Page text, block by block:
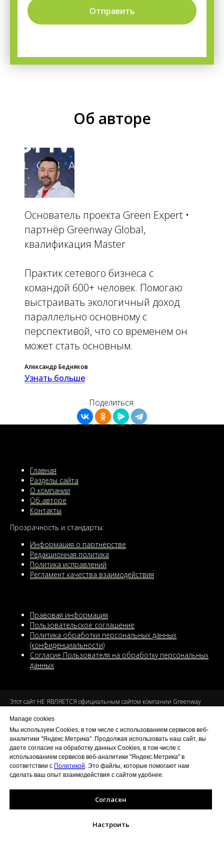
Отправить
Об авторе
Основатель проекта Green Expert •
партнёр Greenway Global,
квалификация Master
Практик сетевого бизнеса с
командой 600+ человек. Помогаю
выстраивать экологичный доход
параллельно основному с
перспективой, что со временем он
может стать основным.
Александр Бедняков
Узнать больше
Поделиться:
Главная
Разделы сайта
О компании
Об авторе
Контакты
Прозрачность и стандарты:
Информация о партнёрстве
Редакционная политика
Политика исправлений
Регламент качества взаимодействия
Правовая информация
Пользовательское соглашение
Политика обработки персональных данных
(конфиденциальности)
Согласие Пользователя на обработку персональных
данных
Этот сайт НЕ ЯВЛЯЕТСЯ официальным сайтом компании Greenway
Результаты являются индивидуальными и зависят от личных усилий.
Доход не гарантирован.
© 2020-2026 Информационный сайтнезависимого партнера Greenway
Global Беднякова Александра. ID: 10037985
Вся информация основана на личном опыте и носит информационный
ИП Бедняков А.Г. ИНН 132600972042, ОГРНИП323130000011196, г.
Facebook, WhatsApp и Instagram признана экстремистской и запрещена
Manage cookies
Мы используем Cookies, в том числе с использованием сервисов веб-
аналитики "Яндекс.Метрика". Продолжая использовать наш сайт, вы
даете согласие на обработку данных Cookies, в том числе с
использованием сервисов веб-аналитики "Яндекс.Метрика" в
соответствии с Политикой. Это файлы, которые помогают нам
сделать ваш опыт взаимодействия с сайтом удобнее.
Согласен
Настроить